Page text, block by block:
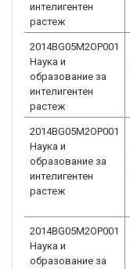
интелигентен
растеж
2014BG05M2OP001
Наука и
образование за
интелигентен
растеж
2014BG05M2OP001
Наука и
образование за
интелигентен
растеж
2014BG05M2OP001
Наука и
образование за